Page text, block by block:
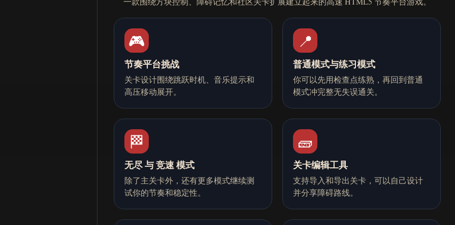
🎮
节奏平台挑战
关卡设计围绕跳跃时机、音乐提示和
高压移动展开。
📍
普通模式与练习模式
你可以先用检查点练熟，再回到普通
模式冲完整无失误通关。
🏁
无尽 与 竞速 模式
除了主关卡外，还有更多模式继续测
试你的节奏和稳定性。
🧱
关卡编辑工具
支持导入和导出关卡，可以自己设计
并分享障碍路线。